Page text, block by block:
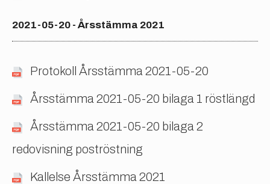
2021-05-20 - Årsstämma 2021
Protokoll Årsstämma 2021-05-20
Årsstämma 2021-05-20 bilaga 1 röstlängd
Årsstämma 2021-05-20 bilaga 2
redovisning poströstning
Kallelse Årsstämma 2021